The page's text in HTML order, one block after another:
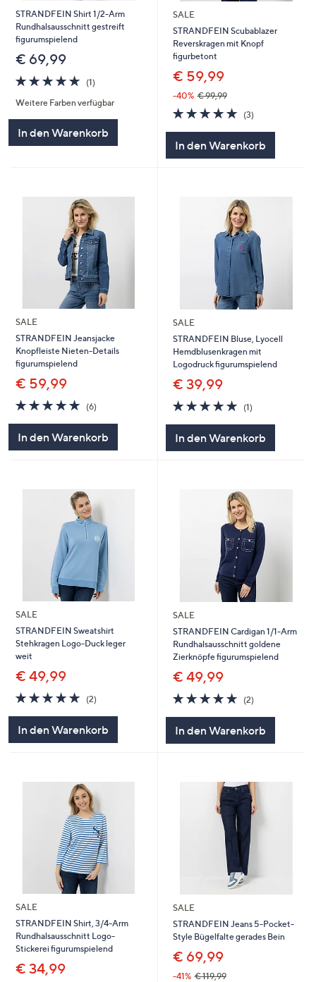
STRANDFEIN Shirt 1/2-Arm
Rundhalsausschnitt gestreift
figurumspielend
€ 69,99
5.0
von
5
(1)
Weitere Farben verfügbar
In den Warenkorb
SALE
STRANDFEIN Scubablazer
Reverskragen mit Knopf
figurbetont
€ 59,99
-40% € 99,99
5.0
von
(3)
In den Warenkorb
SALE
STRANDFEIN Jeansjacke
Knopfleiste Nieten-Details
figurumspielend
€ 59,99
5.0
von
(6)
In den Warenkorb
SALE
STRANDFEIN Bluse, Lyocell
Hemdblusenkragen mit
Logodruck figurumspielend
€ 39,99
5.0
von
(1)
In den Warenkorb
SALE
STRANDFEIN Sweatshirt
Stehkragen Logo-Duck leger
weit
€ 49,99
5.0
von
(2)
In den Warenkorb
SALE
STRANDFEIN Cardigan 1/1-Arm
Rundhalsausschnitt goldene
Zierknöpfe figurumspielend
€ 49,99
5.0
von
(2)
In den Warenkorb
SALE
STRANDFEIN Shirt, 3/4-Arm
Rundhalsausschnitt Logo-
Stickerei figurumspielend
€ 34,99
SALE
STRANDFEIN Jeans 5-Pocket-
Style Bügelfalte gerades Bein
€ 69,99
-41% € 119,99